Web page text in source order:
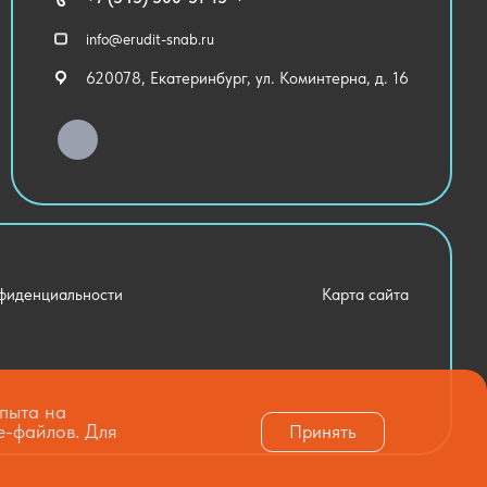
info@erudit-snab.ru
620078, Екатеринбург, ул. Коминтерна, д. 16
Карта сайта
на
файлов. Для
Принять